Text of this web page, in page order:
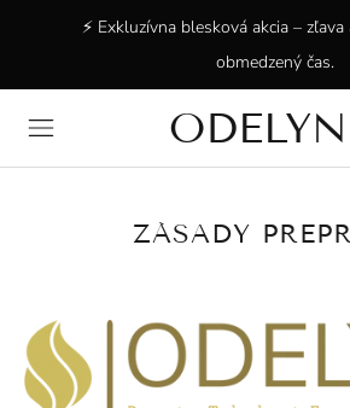
✨ +15 000 spokojných zákazníkov!
⚡ Exkluzívna blesková akcia –
obmedzený čas.
ZÁSADY